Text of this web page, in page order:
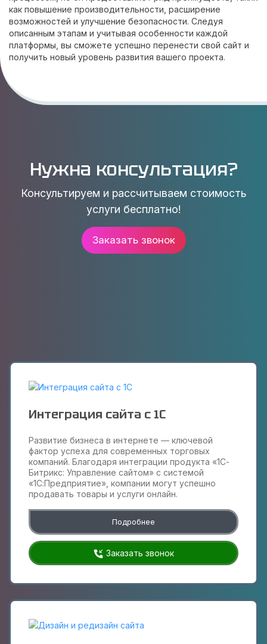
как повышение производительности, расширение
возможностей и улучшение безопасности. Следуя
описанным этапам и учитывая особенности каждой
платформы, вы сможете успешно перенести свой сайт и
получить новый уровень развития вашего проекта.
Нужна консультация?
Консультируем и рассчитываем стоимость
услуги бесплатно!
Заказать звонок
Интеграция сайта с 1С
Развитие бизнеса в интернете — ключевой
фактор успеха для современных торговых
компаний. Благодаря интеграции продукта «1С-
Битрикс: Управление сайтом» с системой
«1С:Предприятие», компании могут успешно
продавать товары и услуги онлайн.
Подробнее
Заказать звонок